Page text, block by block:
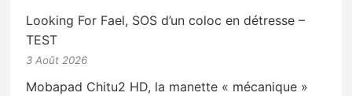
Looking For Fael, SOS d’un coloc en détresse –
TEST
3 Août 2026
Mobapad Chitu2 HD, la manette « mécanique »